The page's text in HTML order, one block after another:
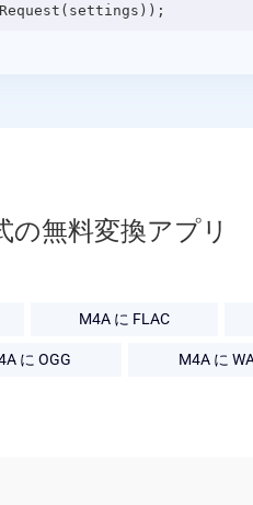
の無料変換アプリ
M4A に FLAC
に OGG M4A に